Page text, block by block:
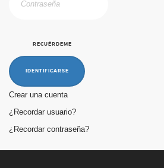
RECUÉRDEME
IDENTIFICARSE
Crear una cuenta
¿Recordar usuario?
¿Recordar contraseña?